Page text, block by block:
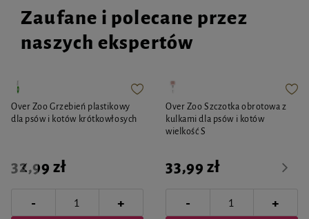
Zaufane i polecane przez
naszych ekspertów
Over Zoo Grzebień plastikowy
dla psów i kotów krótkowłosych
32,99 zł
- +
Over Zoo Szczotka obrotowa z
kulkami dla psów i kotów
wielkość S
33,99 zł
- +